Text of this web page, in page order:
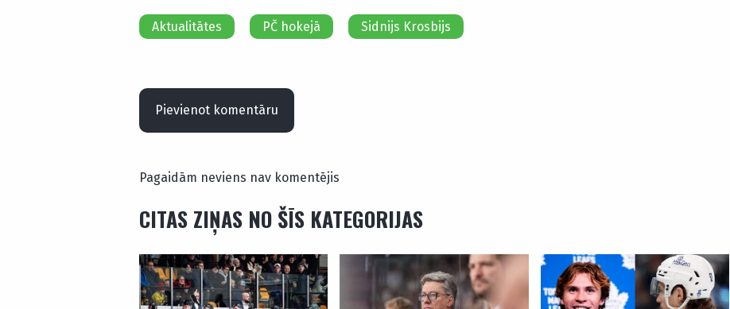
Aktualitātes PČ hokejā Sidnijs Krosbijs
Pievienot komentāru
Pagaidām neviens nav komentējis
CITAS ZIŅAS NO ŠĪS KATEGORIJAS